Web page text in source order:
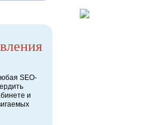
SEO-
и